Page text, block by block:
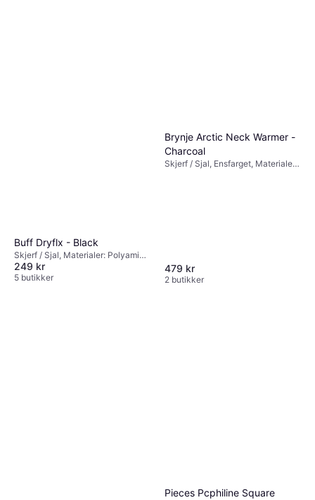
Buff Dryflx - Black
Skjerf / Sjal, Materialer: Polyamid,
Polyester, Elastan / Lycra /
Spandex, Stretch, Reflekser
249 kr
5 butikker
Brynje Arctic Neck Warmer -
Charcoal
Skjerf / Sjal, Ensfarget, Materialer:
479 kr
2 butikker
Pieces Pcphiline Square